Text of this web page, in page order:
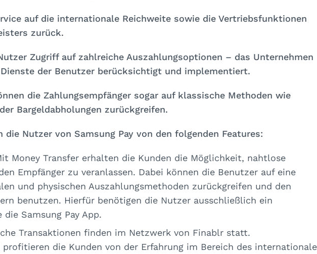
auf die internationale Reichweite sowie die Vertriebsfunktionen
zurück.
Zugriff auf zahlreiche Auszahlungsoptionen – das Unternehmen
der Benutzer berücksichtigt und implementiert.
die Zahlungsempfänger sogar auf klassische Methoden wie
Bargeldabholungen zurückgreifen.
Nutzer von Samsung Pay von den folgenden Features:
Money Transfer erhalten die Kunden die Möglichkeit, nahtlose
Empfänger zu veranlassen. Dabei können die Benutzer auf eine
und physischen Auszahlungsmethoden zurückgreifen und den
benutzen. Hierfür benötigen die Nutzer ausschließlich ein
Samsung Pay App.
Transaktionen finden im Netzwerk von Finablr statt.
profitieren die Kunden von der Erfahrung im Bereich des